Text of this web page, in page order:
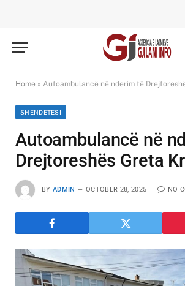
Home » Autoambulancë në nderim të
SHENDETESI
Autoambulancë në
Drejtoreshës Greta
BY ADMIN OCTOBER 28, 2025 NO